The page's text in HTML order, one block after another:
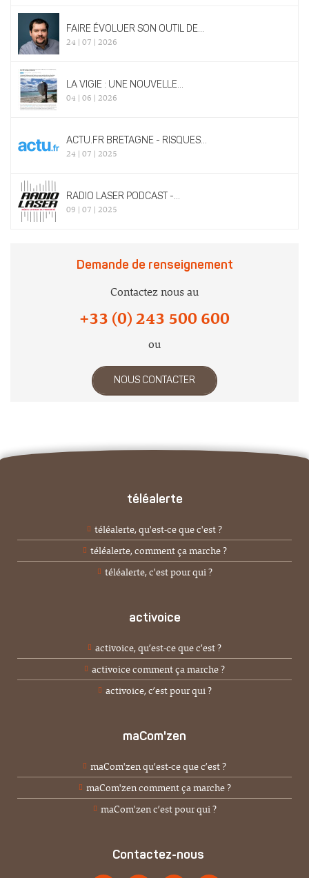
FAIRE ÉVOLUER SON OUTIL DE...
24 | 07 | 2026
LA VIGIE : UNE NOUVELLE...
04 | 06 | 2026
ACTU.FR BRETAGNE - RISQUES...
24 | 07 | 2025
RADIO LASER PODCAST -...
09 | 07 | 2025
Demande de renseignement
Contactez nous au
+33 (0) 243 500 600
ou
NOUS CONTACTER
téléalerte
téléalerte, qu'est-ce que c'est ?
téléalerte, comment ça marche ?
téléalerte, c'est pour qui ?
activoice
activoice, qu’est-ce que c’est ?
activoice comment ça marche ?
activoice, c’est pour qui ?
maCom'zen
maCom'zen qu’est-ce que c’est ?
maCom'zen comment ça marche ?
maCom'zen c’est pour qui ?
Contactez-nous